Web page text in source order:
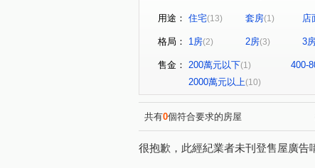
文心1 瑞聯天地U區
博館路 青海路二段
河南東二街(1) 大富路三段
環中路三段 (1)
用途： 住宅(13) 套房(1) 店
格局： 1房(2) 2房(3) 3
售金： 200萬元以下(1) 400-
2000萬元以上(10)
共有0個符合要求的房屋
很抱歉，此經紀業者未刊登售屋廣告